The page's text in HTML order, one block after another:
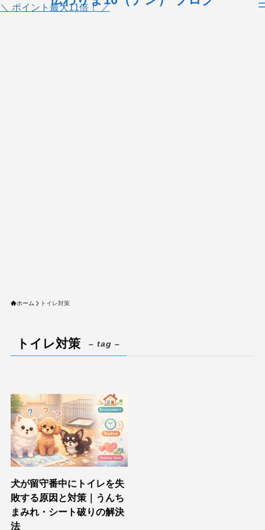
＼ ポイント最大11倍！ ／
ホーム トイレ対策
トイレ対策 – tag –
犬が留守番中にトイレを失
敗する原因と対策｜うんち
まみれ・シート破りの解決
法